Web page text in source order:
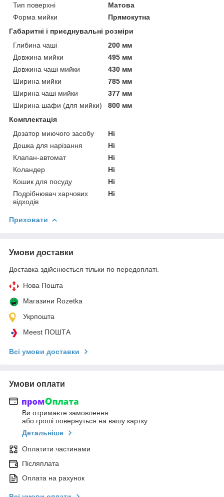
Тип поверхні
Матова
Форма мийки
Прямокутна
Габаритні і приєднувальні розміри
Глибина чаші
200 мм
Довжина мийки
495 мм
Довжина чаші мийки
430 мм
Ширина мийки
785 мм
Ширина чаші мийки
377 мм
Ширина шафи (для мийки)
800 мм
Комплектація
Дозатор миючого засобу
Ні
Дошка для нарізання
Ні
Клапан-автомат
Ні
Коландер
Ні
Кошик для посуду
Ні
Подрібнювач харчових
відходів
Ні
Приховати
Умови доставки
Доставка здійснюється тільки по передоплаті.
Нова Пошта
Магазини Rozetka
Укрпошта
Meest ПОШТА
Всі умови доставки
Умови оплати
Ви отримаєте замовлення
або гроші повернуться на вашу картку
Детальніше
Оплатити частинами
Післяплата
Оплата на рахунок